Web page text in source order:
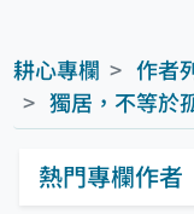
熱門專欄作者
耕心專欄 作者
獨居，不等於